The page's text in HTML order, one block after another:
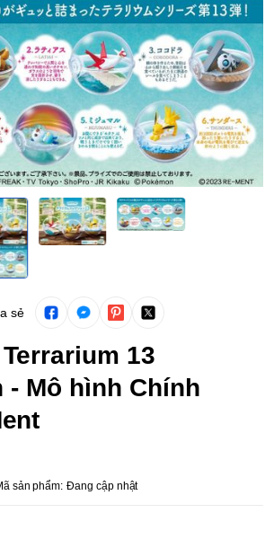
sẻ
13
- Mô hình Chính
sản phẩm: Đang cập nhật